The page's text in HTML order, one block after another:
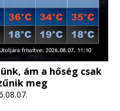
ám a hőség csak
meg